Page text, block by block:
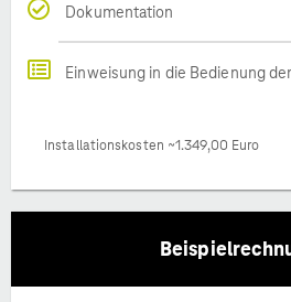
Dokumentation
Einweisung in die Bedienung
Installationskosten ~1.349,00 Euro